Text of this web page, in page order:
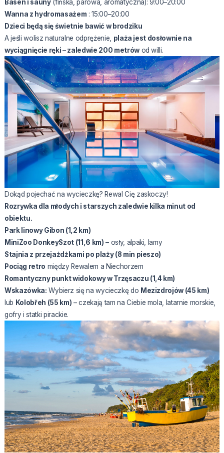
Basen i sauny(fińska, parowa, aromatyczna): 9:00–20:00
Wanna z hydromasażem : 15:00–20:00
Dzieci będą się świetnie bawić w brodziku
A jeśli wolisz naturalne odprężenie, plaża jest dosłownie na
wyciągnięcie ręki – zaledwie 200 metrówod willi.
Dokąd pojechać na wycieczkę? Rewal Cię zaskoczy!
Rozrywka dla młodych i starszych zaledwie kilka minut od
obiektu.
Park linowy Gibon (1,2 km)
MiniZoo DonkeySzot (11,6 km) – osły, alpaki, lamy
Stajnia z przejażdżkami po plaży (8 min pieszo)
Pociąg retro między Rewalem a Niechorzem
Romantyczny punkt widokowy w Trzęsaczu (1,4 km)
Wskazówka: Wybierz się na wycieczkę do Mezizdrojów (45 km)
lub Kolobřeh (55 km) – czekają tam na Ciebie mola, latarnie morskie,
gofry i statki pirackie.